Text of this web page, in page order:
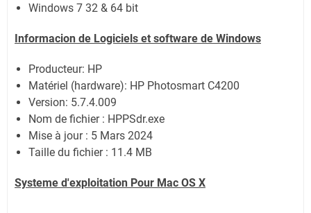
Windows 7 32 & 64 bit
Informacion de Logiciels et software de Windows
Producteur: HP
Matériel (hardware): HP Photosmart C4200
Version: 5.7.4.009
Nom de fichier : HPPSdr.exe
Mise à jour : 5 Mars 2024
Taille du fichier : 11.4 MB
Systeme d'exploitation Pour Mac OS X